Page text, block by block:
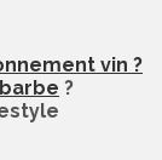
vin ?
?